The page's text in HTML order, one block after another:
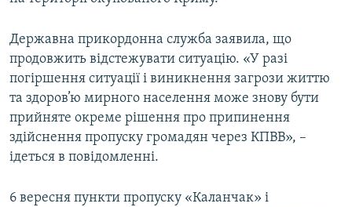
Державна прикордонна служба заявила, що
продовжить відстежувати ситуацію. «У разі
погіршення ситуації і виникнення загрози життю
та здоров’ю мирного населення може знову бути
прийняте окреме рішення про припинення
здійснення пропуску громадян через КПВВ», –
ідеться в повідомленні.
6 вересня пункти пропуску «Каланчак» і